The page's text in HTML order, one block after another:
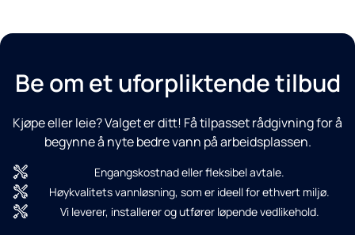
Be om et uforpliktende tilbud
Kjøpe eller leie? Valget er ditt! Få tilpasset rådgivning for å
begynne å nyte bedre vann på arbeidsplassen.
Engangskostnad eller fleksibel avtale.
Høykvalitets vannløsning, som er ideell for ethvert miljø.
Vi leverer, installerer og utfører løpende vedlikehold.